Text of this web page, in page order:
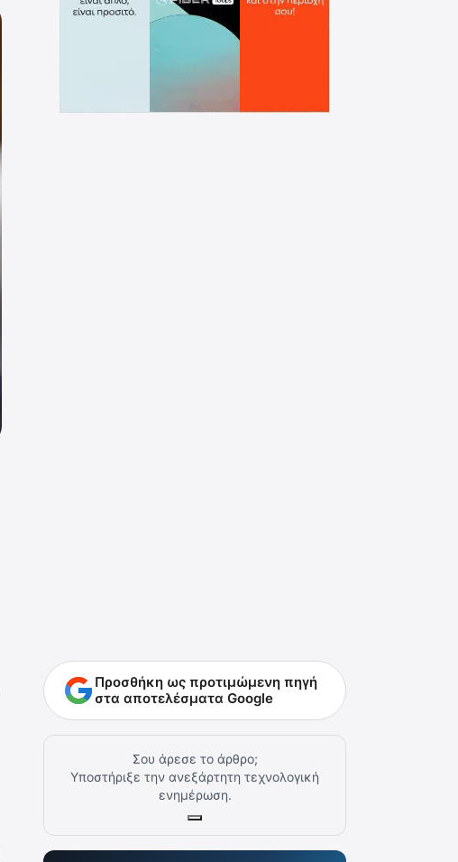
Προσθήκη ως προτιμώμενη πηγή
στα αποτελέσματα Google
Σου άρεσε το άρθρο;
Υποστήριξε την ανεξάρτητη τεχνολογική
ενημέρωση.